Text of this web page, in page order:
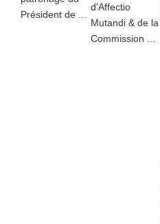
Président de ...
d'Affectio
Mutandi & de la
Commission ...